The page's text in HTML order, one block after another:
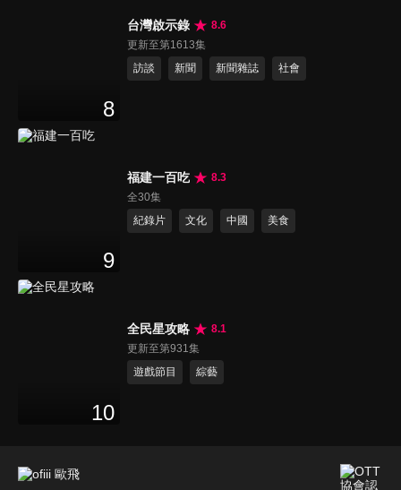
8
台灣啟示錄
8.6
更新至第1613集
訪談
新聞 新聞雜誌 社會
9
福建一百吃
8.3
全30集
紀錄片
文化 中國 美食
10
全民星攻略
8.1
更新至第931集
遊戲節目
綜藝